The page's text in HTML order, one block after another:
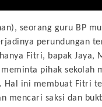
seorang guru BP
perundungan
Fitri, bapak Jaya,
pihak sekolah
Hal ini membuat Fitri
mencari saksi dan